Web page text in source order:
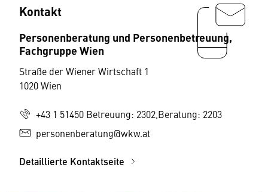
Kontakt
Personenberatung und Personenbetreuung,
Fachgruppe Wien
Straße der Wiener Wirtschaft 1
1020 Wien
+43 1 51450 Betreuung: 2302,Beratung: 2203
personenberatung@wkw.at
Detaillierte Kontaktseite